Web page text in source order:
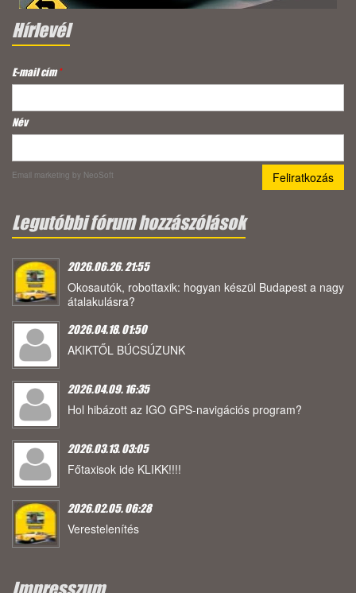
Hírlevél
E-mail cím*
Név
Email marketing by NeoSoft
Legutóbbi fórum hozzászólások
2026.06.26. 21:55
Okosautók, robottaxik: hogyan készül Budapest a nagy
átalakulásra?
2026.04.18. 01:50
AKIKTŐL BÚCSÚZUNK
2026.04.09. 16:35
Hol hibázott az IGO GPS-navigációs program?
2026.03.13. 03:05
Főtaxisok ide KLIKK!!!!
2026.02.05. 06:28
Verestelenítés